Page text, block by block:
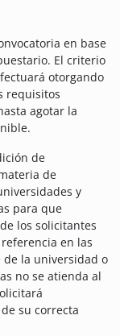
en base
El criterio
otorgando
requisitos
agotar la
de
de
y
para que
los solicitantes
en las
de la universidad o
no se atienda al
su correcta